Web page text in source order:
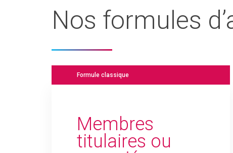
Hit enter to search or ESC to close
Nos formules
Membres
titulaires ou
Formule classique